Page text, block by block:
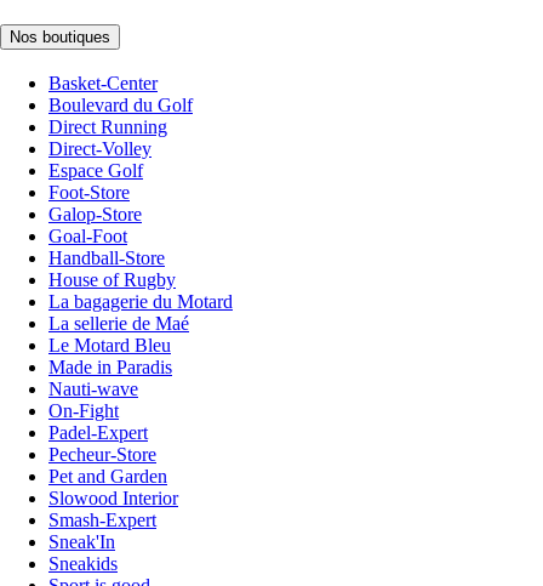
Nos boutiques
Basket-Center
Boulevard du Golf
Direct Running
Direct-Volley
Espace Golf
Foot-Store
Galop-Store
Goal-Foot
Handball-Store
House of Rugby
La bagagerie du Motard
La sellerie de Maé
Le Motard Bleu
Made in Paradis
Nauti-wave
On-Fight
Padel-Expert
Pecheur-Store
Pet and Garden
Slowood Interior
Smash-Expert
Sneak'In
Sneakids